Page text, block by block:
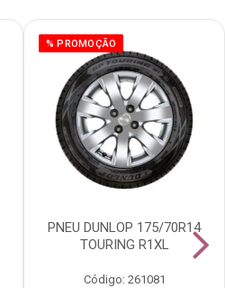
% PROMOÇÃO
PNEU DUNLOP 175/70R14
TOURING R1XL
Código: 261081